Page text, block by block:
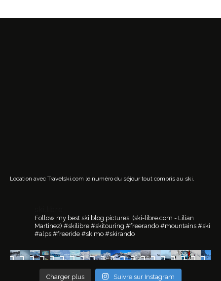
Location avec Travelski.com le numéro du séjour tout compris au ski.
Follow my best ski blog pictures. (ski-libre.com - Lilian
Martinez) #skilibre #skitouring #freerando #mountains #ski
#alps #freeride #skimo #skirando
Charger plus Suivre sur Instagram